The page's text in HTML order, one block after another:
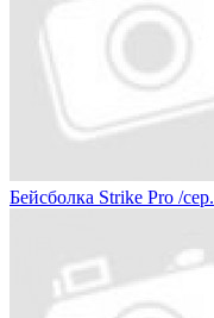
Бейсболка Strike Pro /сер.